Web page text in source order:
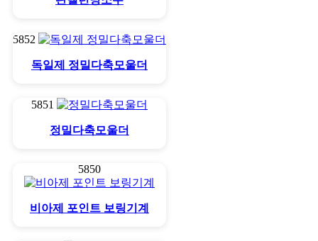
5852
독일제 정밀다축모울더
5851
정밀다축모울더
5850
비아제 포인트 보링기계